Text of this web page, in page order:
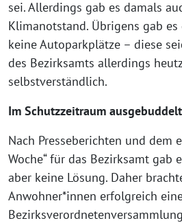
sei. Allerdings gab es damals
Klimanotstand. Übrigens gab
keine Autoparkplätze – diese
des Bezirksamts allerdings
selbstverständlich.
Im Schutzzeitraum ausgebuddelt
Nach Presseberichten und dem
Woche“ für das Bezirksamt gab
aber keine Lösung. Daher
Anwohner*innen erfolgreich